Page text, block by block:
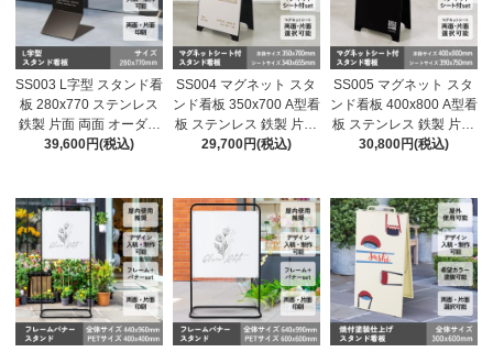
SS003 L字型 スタンド看
板 280x770 ステンレス
鉄製 片面 両面 オーダー
メイド看板 おしゃれ デ
看板
39,600円(税込)
SS004 マグネット スタ
ンド看板 350x700 A型看
板 ステンレス 鉄製 片面
両面 オーダーメイド看
店舗看板 自立看板
29,700円(税込)
SS005 マグネット スタ
ンド看板 400x800 A型看
板 ステンレス 鉄製 片面
両面 オーダーメイド看
店舗看板 自立看板
30,800円(税込)